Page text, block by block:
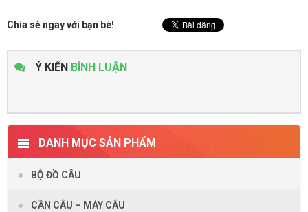
Chia sẻ ngay với bạn bè!
Ý KIẾN BÌNH LUẬN
DANH MỤC SẢN PHẨM
BỘ ĐỒ CÂU
CẦN CÂU – MÁY CÂU